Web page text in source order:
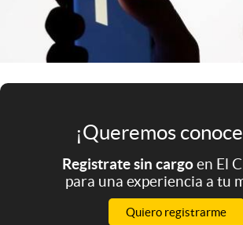
El Cronista Studio
abre en nueva pestaña
¡Queremos
Registrate sin cargoen El
para una experiencia a tu
Quiero registrarme